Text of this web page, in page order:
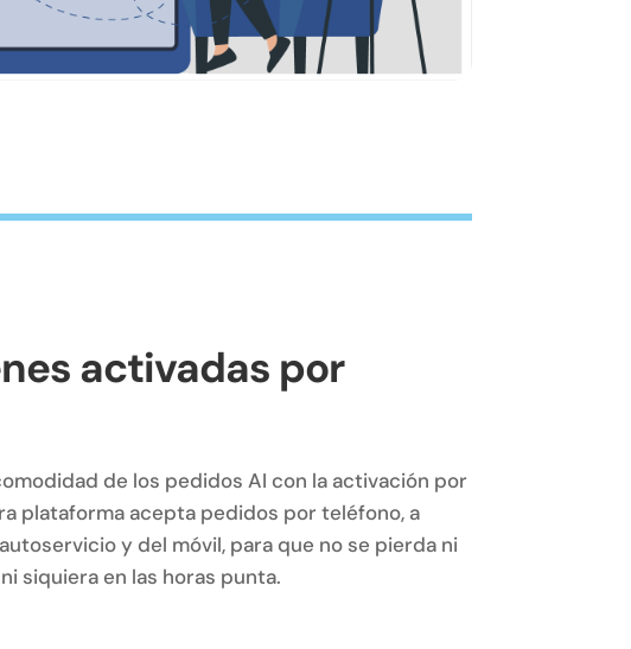
activadas por
de los pedidos AI con la activación por
plataforma acepta pedidos por teléfono, a
y del móvil, para que no se pierda ni
siquiera en las horas punta.